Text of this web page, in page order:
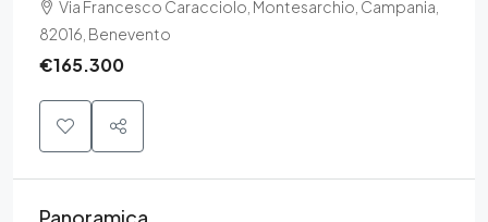
Via Francesco Caracciolo, Montesarchio, Campania,
82016, Benevento
€165.300